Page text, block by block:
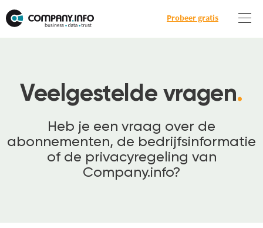
Probeer gratis
Veelgestelde vragen.
Heb je een vraag over de
abonnementen, de bedrijfsinformatie
of de privacyregeling van
Company.info?